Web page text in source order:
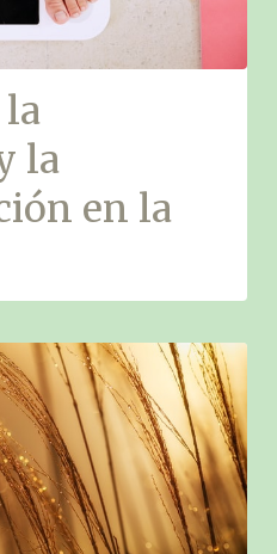
la
la
en la